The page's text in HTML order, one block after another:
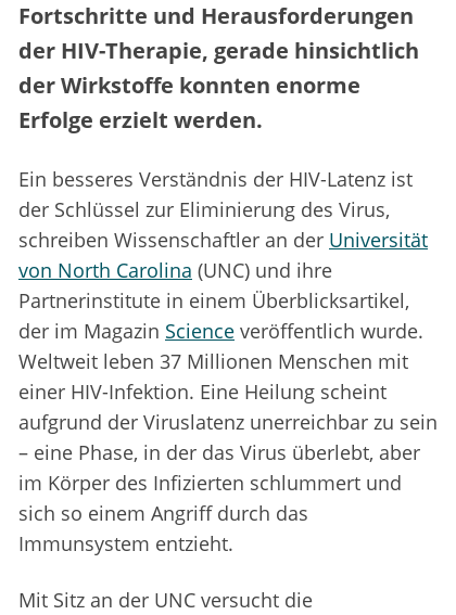
Fortschritte und Herausforderungen
der HIV-Therapie, gerade hinsichtlich
der Wirkstoffe konnten enorme
Erfolge erzielt werden.
Ein besseres Verständnis der HIV-Latenz ist
der Schlüssel zur Eliminierung des Virus,
schreiben Wissenschaftler an der Universität
von North Carolina (UNC) und ihre
Partnerinstitute in einem Überblicksartikel,
der im Magazin Science veröffentlich wurde.
Weltweit leben 37 Millionen Menschen mit
einer HIV-Infektion. Eine Heilung scheint
aufgrund der Viruslatenz unerreichbar zu sein
– eine Phase, in der das Virus überlebt, aber
im Körper des Infizierten schlummert und
sich so einem Angriff durch das
Immunsystem entzieht.
Mit Sitz an der UNC versucht die